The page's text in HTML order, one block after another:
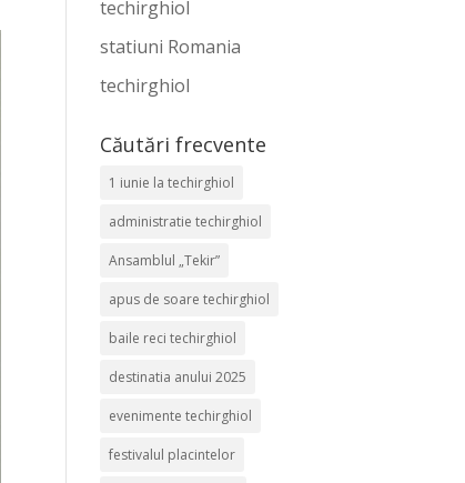
techirghiol
statiuni Romania
techirghiol
Căutări frecvente
1 iunie la techirghiol
administratie techirghiol
Ansamblul „Tekir”
apus de soare techirghiol
baile reci techirghiol
destinatia anului 2025
evenimente techirghiol
festivalul placintelor